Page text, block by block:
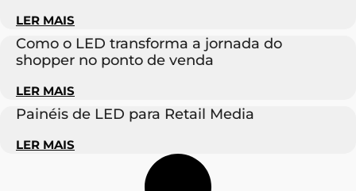
LER MAIS
Como o LED transforma a jornada do
shopper no ponto de venda
LER MAIS
Painéis de LED para Retail Media
LER MAIS